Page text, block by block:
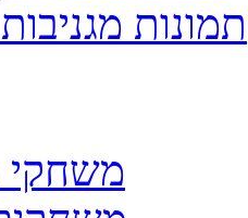
תמונות
משחקי